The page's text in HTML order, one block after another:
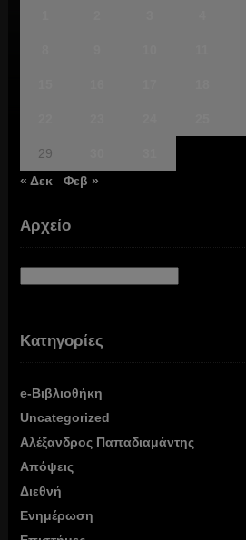
29
« Δεκ
Φεβ »
Αρχείο
Κατηγορίες
e-Βιβλιοθήκη
Uncategorized
Αλέξανδρος Παπαδιαμάντης
Απόψεις
Διεθνή
Ενημέρωση